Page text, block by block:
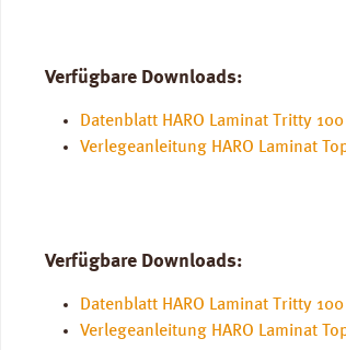
Verfügbare Downloads:
Datenblatt HARO Laminat Tritty 100
Verlegeanleitung HARO Laminat
Verfügbare Downloads:
Datenblatt HARO Laminat Tritty 100
Verlegeanleitung HARO Laminat